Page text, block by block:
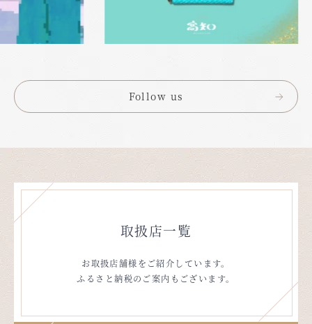
Follow us
取扱店一覧
お取扱店舗様をご紹介しています。
ふるさと納税のご案内もございます。